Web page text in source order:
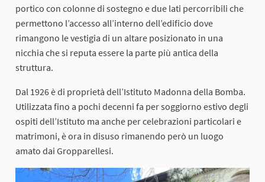
portico con colonne di sostegno e due lati percorribili che
permettono l’accesso all’interno dell’edificio dove
rimangono le vestigia di un altare posizionato in una
nicchia che si reputa essere la parte più antica della
struttura.
Dal 1926 è di proprietà dell’Istituto Madonna della Bomba.
Utilizzata fino a pochi decenni fa per soggiorno estivo degli
ospiti dell’Istituto ma anche per celebrazioni particolari e
matrimoni, è ora in disuso rimanendo però un luogo
amato dai Gropparellesi.